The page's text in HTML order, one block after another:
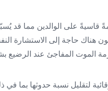
على الوالدين مما قد
هناك حاجة إلى الاستشارة
الموت المفاجئ عند الرضيع
لتقليل نسبة حدوثها بما في